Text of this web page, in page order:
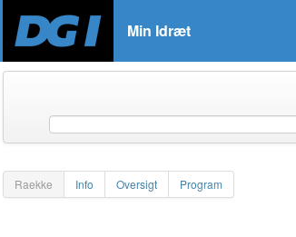
Min Idræt
Raekke Info Oversigt Program